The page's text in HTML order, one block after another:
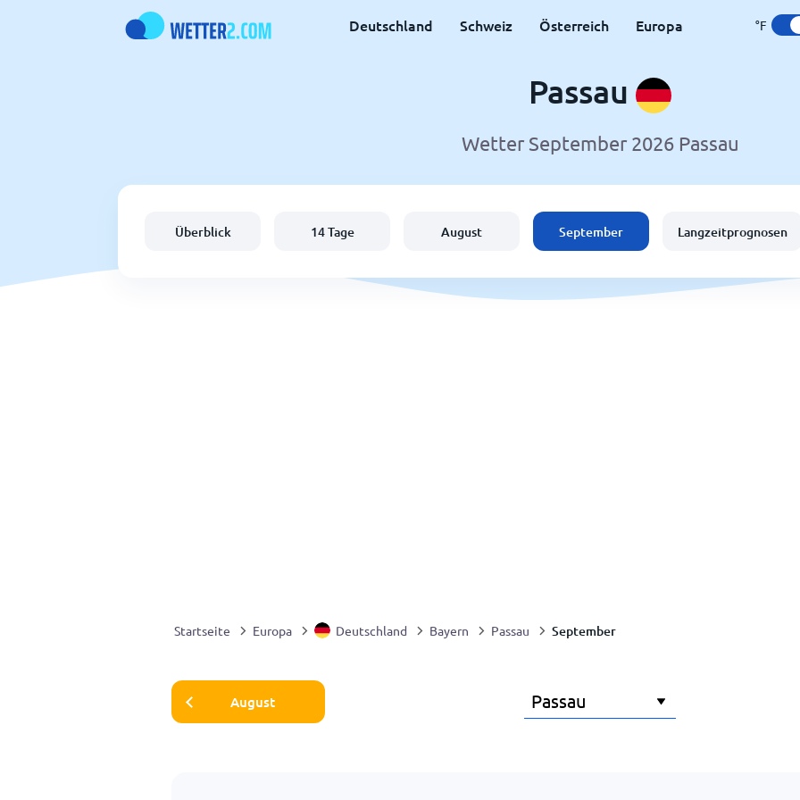
Deutschland Schweiz Österreich Europa °F
Passau
Wetter September 2026 Passau
Überblick 14 Tage August September Langzeitprognosen
Startseite Europa Deutschland Bayern Passau September
August